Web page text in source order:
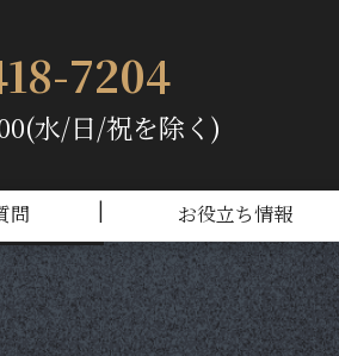
7204
水/日/祝を除く)
問 お役立ち情報